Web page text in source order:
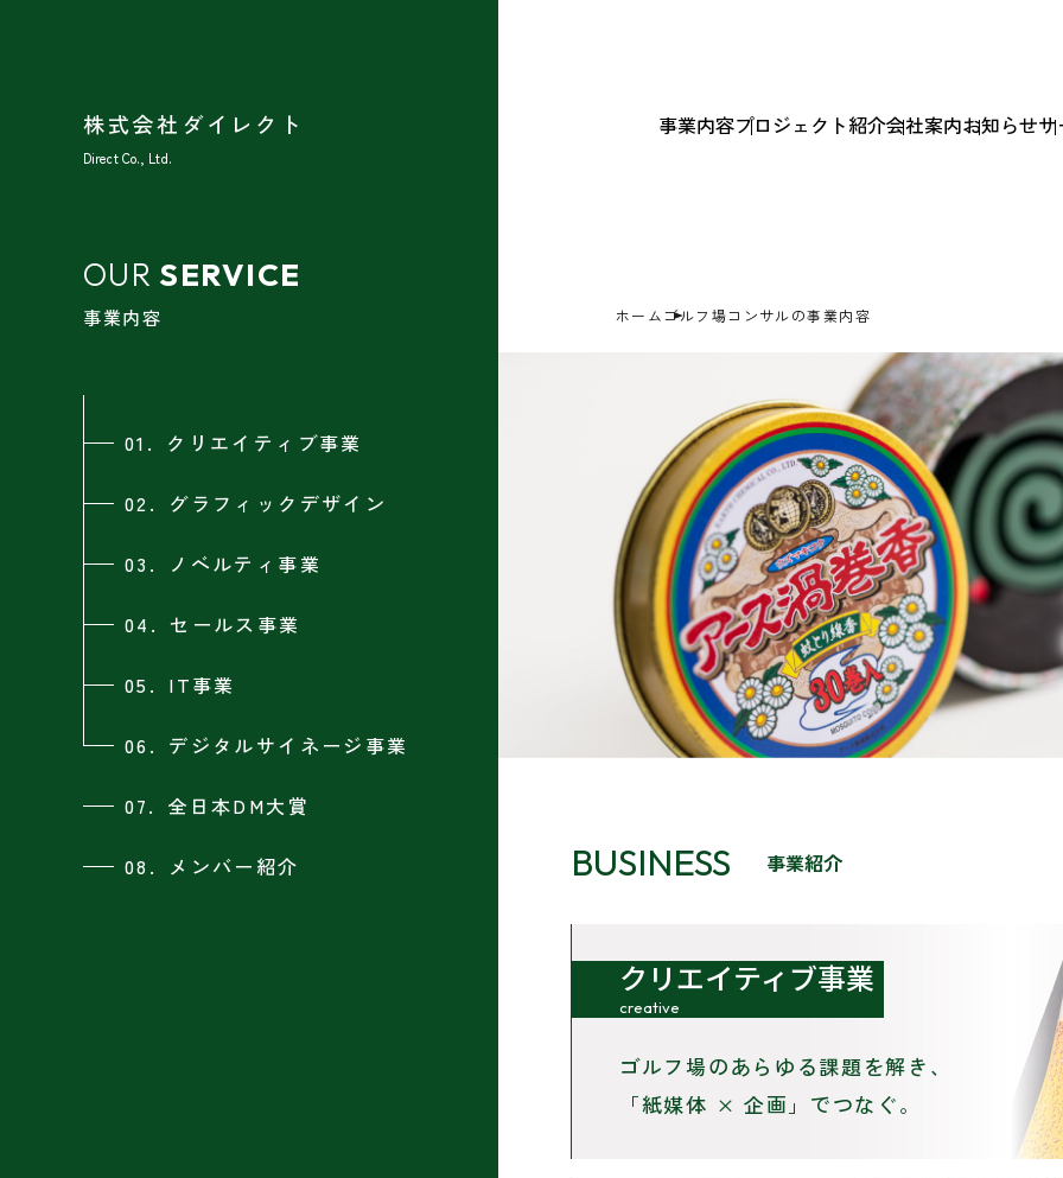
事業内容プロジェクト紹介会社案内お知らせ
株式会社ダイレクト
Direct Co., Ltd.
OUR SERVICE
事業内容
01. クリエイティブ事業
02. グラフィックデザイン
03. ノベルティ事業
04. セールス事業
05. IT事業
06. デジタルサイネージ事業
07. 全日本DM大賞
08. メンバー紹介
ホームゴルフ場コンサルの事業内容
BUSINESS 事業紹介
クリエイティブ事業
creative
ゴルフ場のあらゆる課題を解き、
「紙媒体 × 企画」でつなぐ。